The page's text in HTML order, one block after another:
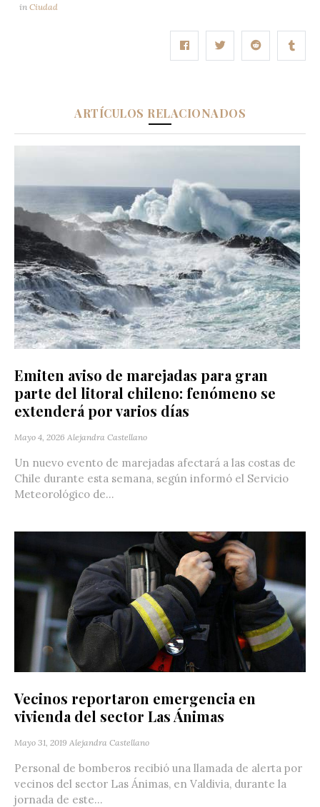
in Ciudad
ARTÍCULOS RELACIONADOS
Emiten aviso de marejadas para gran
parte del litoral chileno: fenómeno se
extenderá por varios días
Mayo 4, 2026 Alejandra Castellano
Un nuevo evento de marejadas afectará a las costas de
Chile durante esta semana, según informó el Servicio
Meteorológico de...
Vecinos reportaron emergencia en
vivienda del sector Las Ánimas
Mayo 31, 2019 Alejandra Castellano
Personal de bomberos recibió una llamada de alerta por
vecinos del sector Las Ánimas, en Valdivia, durante la
jornada de este...